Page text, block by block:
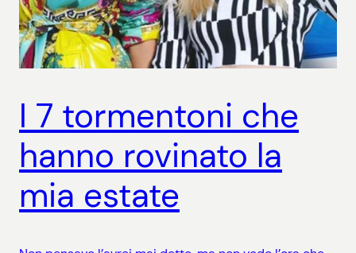
I 7 tormentoni che
hanno rovinato la
mia estate